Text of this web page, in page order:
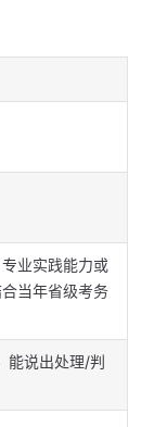
业实践能力或
当年省级考务
能说出处理/判